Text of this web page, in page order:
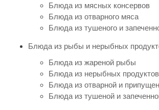
Блюда из мясных консервов
Блюда из отварного мяса
Блюда из тушеного и
Блюда из рыбы и нерыбных
Блюда из жареной рыбы
Блюда из нерыбных
Блюда из отварной и
Блюда из тушеной и